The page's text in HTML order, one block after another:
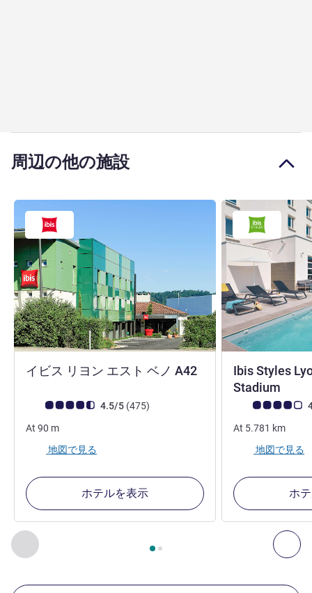
周辺の他の施設
前に戻る - 周辺の他の施設 次
2ページ中 , 周辺の他の施設 1 :, 周辺の他の施設 2
イビス リヨン エスト ベノ A42
お客さまの声 (確認済みレビュー アコーホテルズ)
4.5/5 (475件のレビュー
)
At 90 m
地図で見る
ホテルを表示
Ibis Styles
Stadium
お客さまの声 (
At 5.781 km
地図で見る
ホ